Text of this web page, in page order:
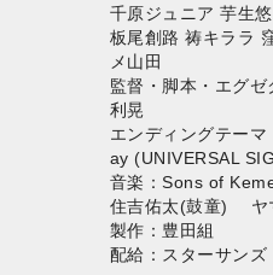
千原ジュニア 芋生
板尾創路 祷キララ
メ山田
監督・脚本・エグ
利晃
エンディングテー
ay (UNIVERSAL
音楽：Sons of
住吉佑太(鼓童) ヤ
製作：豊田組
配給：スターサンズ